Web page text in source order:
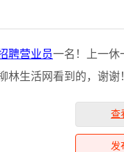
聘营业员一名！上一休
林生活网看到的，谢谢
查
发